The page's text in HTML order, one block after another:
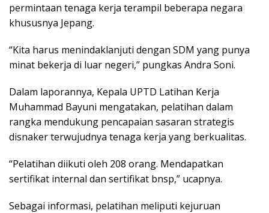
permintaan tenaga kerja terampil beberapa negara
khususnya Jepang.
“Kita harus menindaklanjuti dengan SDM yang punya
minat bekerja di luar negeri,” pungkas Andra Soni.
Dalam laporannya, Kepala UPTD Latihan Kerja
Muhammad Bayuni mengatakan, pelatihan dalam
rangka mendukung pencapaian sasaran strategis
disnaker terwujudnya tenaga kerja yang berkualitas.
“Pelatihan diikuti oleh 208 orang. Mendapatkan
sertifikat internal dan sertifikat bnsp,” ucapnya.
Sebagai informasi, pelatihan meliputi kejuruan